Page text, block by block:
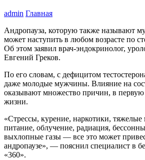
admin Главная
Андропауза, которую также называют
может наступить в любом возрасте по
Об этом заявил врач-эндокринолог,
Евгений Греков.
По его словам, с дефицитом
даже молодые мужчины. Влияние на
оказывают множество причин, в
жизни.
«Стрессы, курение, наркотики, тяжелые
питание, облучение, радиация,
выхлопные газы — все это может
андропаузе», — пояснил специалист в
«360».